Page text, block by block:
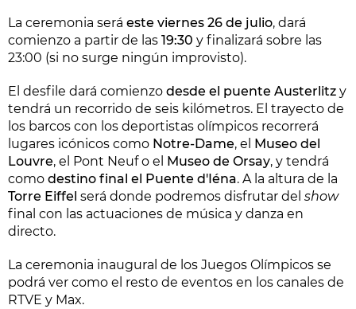
La ceremonia será este viernes 26 de julio, dará
comienzo a partir de las 19:30 y finalizará sobre las
23:00 (si no surge ningún improvisto).
El desfile dará comienzo desde el puente Austerlitz y
tendrá un recorrido de seis kilómetros. El trayecto de
los barcos con los deportistas olímpicos recorrerá
lugares icónicos como Notre-Dame, el
Museo del
Louvre, el Pont Neuf o el Museo de Orsay, y tendrá
como destino final el Puente d'Iéna. A la altura de la
Torre Eiffel será donde podremos disfrutar del show
final con las actuaciones de música y danza en
directo.
La ceremonia inaugural de los Juegos Olímpicos se
podrá ver como el resto de eventos en los canales de
RTVE y Max.